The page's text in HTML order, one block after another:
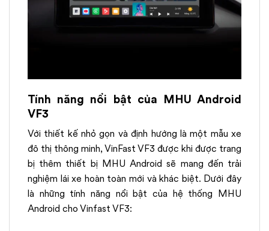
Tính năng nổi bật của MHU Android
VF3
Với thiết kế nhỏ gọn và định hướng là một mẫu xe
đô thị thông minh, VinFast VF3 được khi được trang
bị thêm thiết bị MHU Android sẽ mang đến trải
nghiệm lái xe hoàn toàn mới và khác biệt. Dưới đây
là những tính năng nổi bật của hệ thống MHU
Android cho Vinfast VF3: